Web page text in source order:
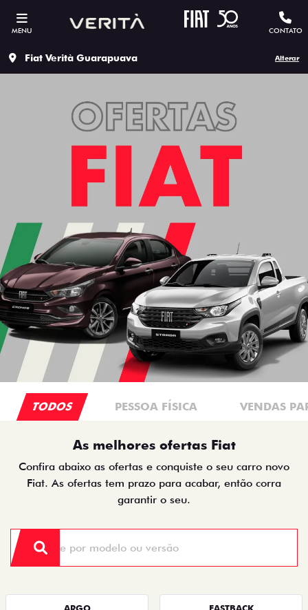
MENU CONTATO
Fiat Verità Guarapuava Alterar
TODOS PESSOA FÍSICA VENDAS
As melhores ofertas Fiat
Confira abaixo as ofertas e conquiste o seu carro novo
Fiat. As ofertas tem prazo para acabar, então corra
garantir o seu.